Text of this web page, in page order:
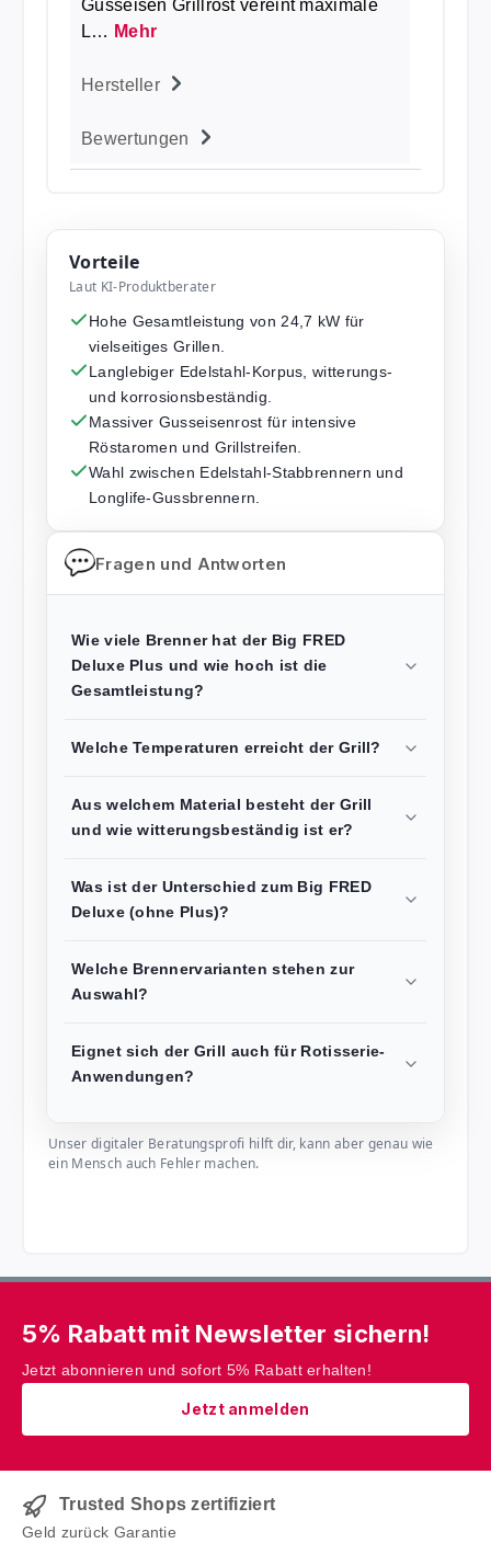
Gusseisen Grillrost vereint maximale
L… Mehr
Hersteller
Bewertungen
Vorteile
Laut KI-Produktberater
Hohe Gesamtleistung von 24,7 kW für
vielseitiges Grillen.
Langlebiger Edelstahl-Korpus, witterungs-
und korrosionsbeständig.
Massiver Gusseisenrost für intensive
Röstaromen und Grillstreifen.
Wahl zwischen Edelstahl-Stabbrennern und
Longlife-Gussbrennern.
Fragen und Antworten
Wie viele Brenner hat der Big FRED
Deluxe Plus und wie hoch ist die
Gesamtleistung?
Welche Temperaturen erreicht der Grill?
Aus welchem Material besteht der Grill
und wie witterungsbeständig ist er?
Was ist der Unterschied zum Big FRED
Deluxe (ohne Plus)?
Welche Brennervarianten stehen zur
Auswahl?
Eignet sich der Grill auch für Rotisserie-
Anwendungen?
Unser digitaler Beratungsprofi hilft dir, kann aber genau wie
ein Mensch auch Fehler machen.
5% Rabatt mit Newsletter sichern!
Jetzt abonnieren und sofort 5% Rabatt erhalten!
Jetzt anmelden
Trusted Shops zertifiziert
Geld zurück Garantie